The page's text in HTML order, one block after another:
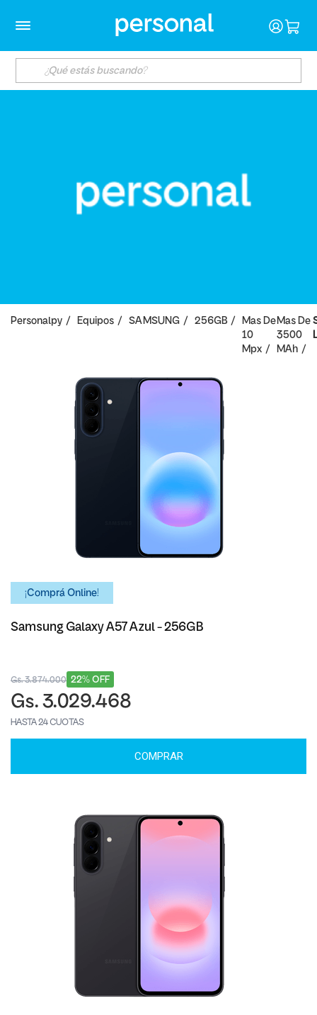
Personalpy Equipos SAMSUNG 256GB
Mas De
10
Mpx
Mas De
3500
MAh
¡Comprá Online!
Samsung Galaxy A57 Azul - 256GB
22% OFF
Gs. 3.874.000
Gs. 3.029.468
HASTA 24 CUOTAS
COMPRAR